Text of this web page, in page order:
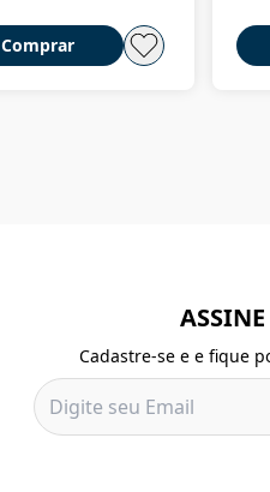
Comprar
Cadastre-se e e fique